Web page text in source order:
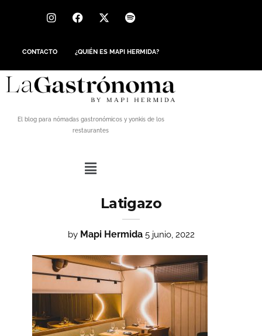
CONTACTO ¿QUIÉN ES MAPI HERMIDA?
El blog para nómadas gastronómicos y yonkis de los
restaurantes
Latigazo
by Mapi Hermida 5 junio, 2022